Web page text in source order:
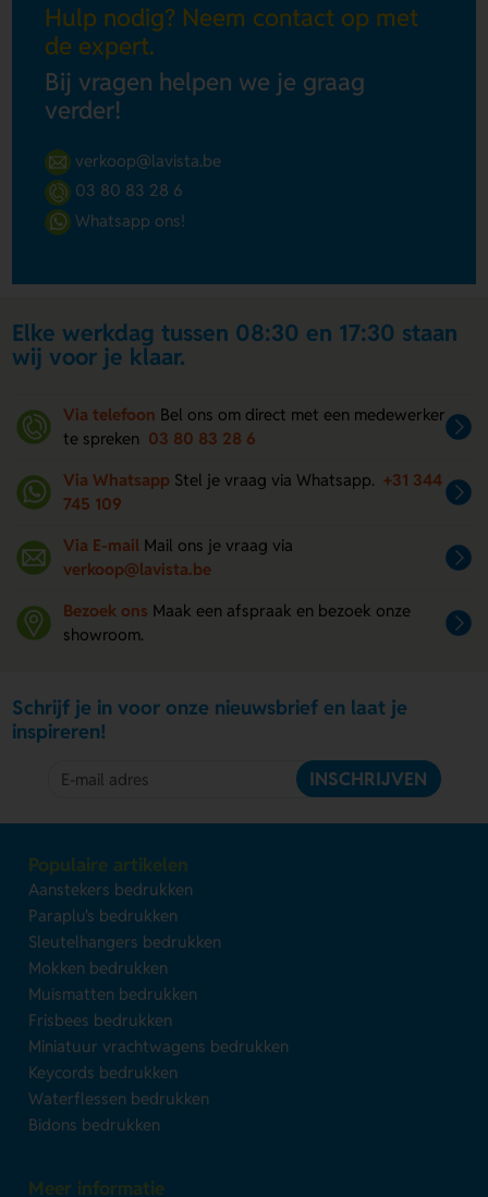
Hulp nodig? Neem contact op met
de expert.
Bij vragen helpen we je graag
verder!
verkoop@lavista.be
03 80 83 28 6
Whatsapp ons!
Elke werkdag tussen 08:30 en 17:30 staan
wij voor je klaar.
Via telefoon Bel ons om direct met een medewerker
te spreken 03 80 83 28 6
Via Whatsapp Stel je vraag via Whatsapp. +31 344
745 109
Via E-mail Mail ons je vraag via
verkoop@lavista.be
Bezoek ons Maak een afspraak en bezoek onze
showroom.
Schrijf je in voor onze nieuwsbrief en laat je
inspireren!
INSCHRIJVEN
Populaire artikelen
Aanstekers bedrukken
Paraplu's bedrukken
Sleutelhangers bedrukken
Mokken bedrukken
Muismatten bedrukken
Frisbees bedrukken
Miniatuur vrachtwagens bedrukken
Keycords bedrukken
Waterflessen bedrukken
Bidons bedrukken
Meer informatie